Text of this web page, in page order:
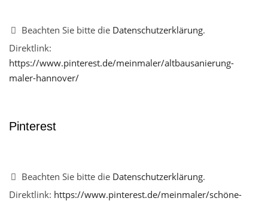
Beachten Sie bitte die Datenschutzerklärung.
Direktlink:
https://www.pinterest.de/meinmaler/altbausanierung-
maler-hannover/
Pinterest
Beachten Sie bitte die Datenschutzerklärung.
Direktlink: https://www.pinterest.de/meinmaler/schöne-